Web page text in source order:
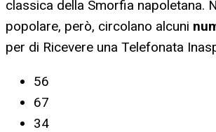
classica della Smorfia napoletana.
popolare, però, circolano alcuni
per di Ricevere una Telefonata
56
67
34